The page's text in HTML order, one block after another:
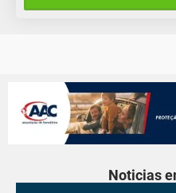
Noticias